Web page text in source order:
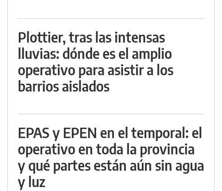
Plottier, tras las intensas
lluvias: dónde es el amplio
operativo para asistir a los
barrios aislados
EPAS y EPEN en el temporal: el
operativo en toda la provincia
y qué partes están aún sin agua
y luz